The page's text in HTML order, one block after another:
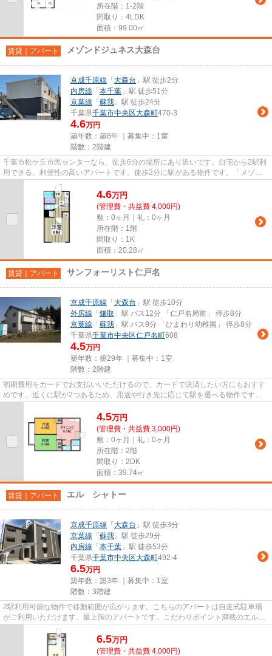
所在階：1-2階
間取り：4LDK
面積：99.00㎡
賃貸｜アパート メゾンドジュネス大森台
京成千原線 「 大森台 」駅 徒歩2分
内房線 「 本千葉 」駅 徒歩51分
京葉線 「 蘇我 」駅 徒歩24分
千葉県千葉市中央区大森町470-3
4.6万円
築年数：築8年 ｜募集中： 1室
階数：2階建
千葉市松ケ丘市民センターなら、徒歩6分の場所にあり近いです。自宅から2駅利
用できる、利便性の高いアパートです。徒歩2分に駅がある物件です。「メゾン
ドジュネス大森台」のここがイ...
4.6万円
(管理費・共益費 4,000円)
敷：0ヶ月｜礼：0ヶ月
所在階：1階
間取り：1K
面積：20.28㎡
賃貸｜アパート サンフォーリスト仁戸名
京成千原線 「 大森台 」駅 徒歩10分
外房線 「 鎌取 」駅 バス12分 「仁戸名局前」 停歩8分
京葉線 「 蘇我 」駅 バス9分 「ひまわり幼稚園」 停歩8分
千葉県千葉市中央区仁戸名町608
4.5万円
築年数：築29年 ｜募集中： 1室
階数：2階建
初期費用をカードでお支払いいただけるので、カードで決済したい方にもおすす
めです。近くに駅が2つあるため、用途や行き先に応じて駅を選べる物件です。
4.5万円
(管理費・共益費 3,000円)
敷：0ヶ月｜礼：0ヶ月
所在階：2階
間取り：2DK
面積：39.74㎡
賃貸｜アパート エル シャトー
京成千原線 「 大森台 」駅 徒歩3分
京葉線 「 蘇我 」駅 徒歩29分
内房線 「 本千葉 」駅 徒歩53分
千葉県千葉市中央区大森町492-4
6.5万円
築年数：築3年 ｜募集中： 1室
階数：3階建
2駅利用可能な物件で移動範囲が広がります。こちらのアパートは自走式駐車場
がご利用いただけます。最上階のアパートです。こだわりポイント満載のエル
シャトー。興味を持った方は是...
6.5万円
(管理費・共益費 4,000円)